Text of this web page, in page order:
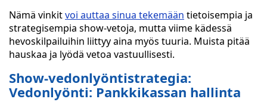
Nämä vinkitvoi auttaa sinua tekemään tietoisempia ja
strategisempia show-vetoja, mutta viime kädessä
hevoskilpailuihin liittyy aina myös tuuria. Muista pitää
hauskaa ja lyödä vetoa vastuullisesti.
Show-vedonlyöntistrategia:
Vedonlyönti: Pankkikassan hallinta